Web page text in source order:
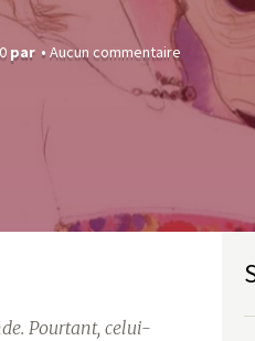
par Aucun commentaire
Pourtant, celui-